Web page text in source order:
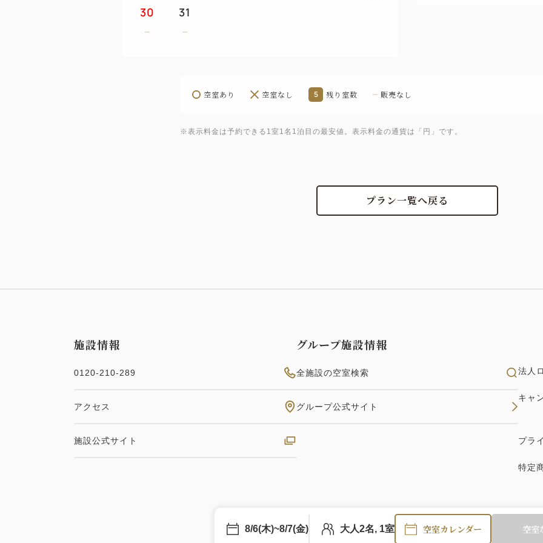
8/6(木)~8/7(金) 大人2名, 1室 空室カレンダー 空室
30 31
空室あり 空室なし 5 残り室数 販売なし
※表示料金は予約できる1室1名1泊目の最安値。表示料金の通貨は「円」です。
プラン一覧へ戻る
施設情報
0120-210-289
アクセス
施設公式サイト
グループ施設情報
全施設の空室検索
グループ公式サイト
法人
キャ
プラ
特定
© VMG HOTELS & UNIQUE VENUES